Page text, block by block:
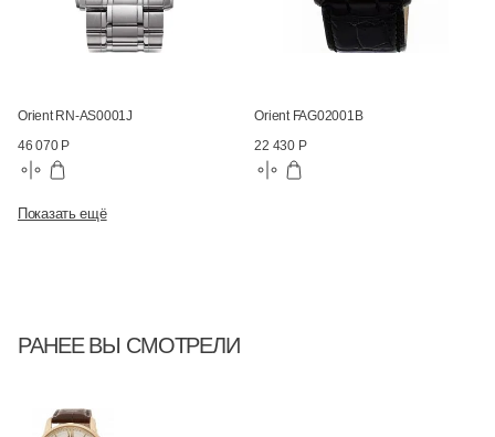
Orient RN-AS0001J
46 070 Р
Orient FAG02001B
22 430 Р
Показать ещё
РАНЕЕ ВЫ СМОТРЕЛИ